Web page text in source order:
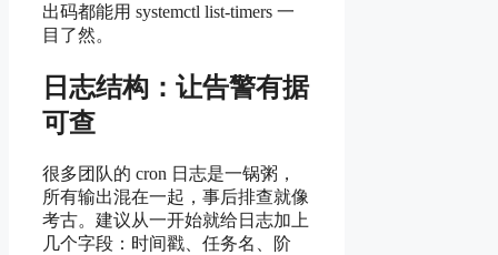
出码都能用 systemctl list-timers 一
目了然。
日志结构：让告警有据
可查
很多团队的 cron 日志是一锅粥，
所有输出混在一起，事后排查就像
考古。建议从一开始就给日志加上
几个字段：时间戳、任务名、阶